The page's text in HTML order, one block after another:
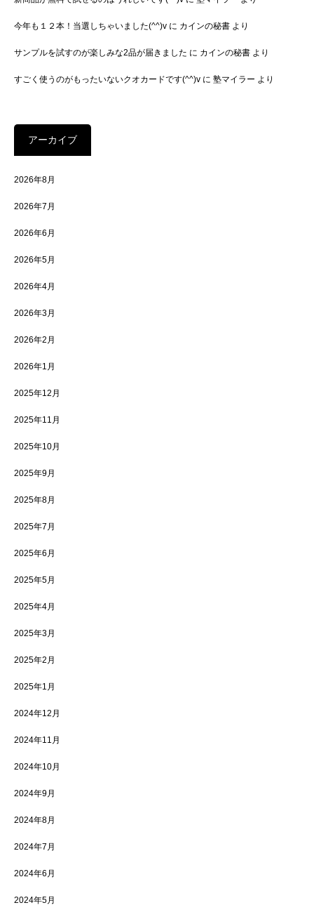
今年も１２本！当選しちゃいました(^^)v に カインの秘書 より
サンプルを試すのが楽しみな2品が届きました に カインの秘書 より
すごく使うのがもったいないクオカードです(^^)v に 塾マイラー より
アーカイブ
2026年8月
2026年7月
2026年6月
2026年5月
2026年4月
2026年3月
2026年2月
2026年1月
2025年12月
2025年11月
2025年10月
2025年9月
2025年8月
2025年7月
2025年6月
2025年5月
2025年4月
2025年3月
2025年2月
2025年1月
2024年12月
2024年11月
2024年10月
2024年9月
2024年8月
2024年7月
2024年6月
2024年5月